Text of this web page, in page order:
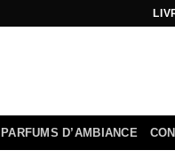
PARFUMS D’AMBIANCE